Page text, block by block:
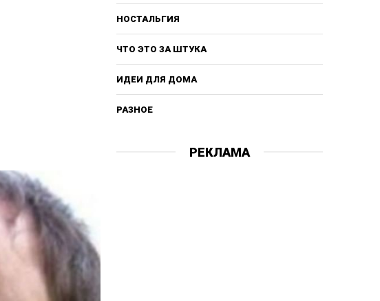
НОСТАЛЬГИЯ
ЧТО ЭТО ЗА ШТУКА
ИДЕИ ДЛЯ ДОМА
РАЗНОЕ
РЕКЛАМА